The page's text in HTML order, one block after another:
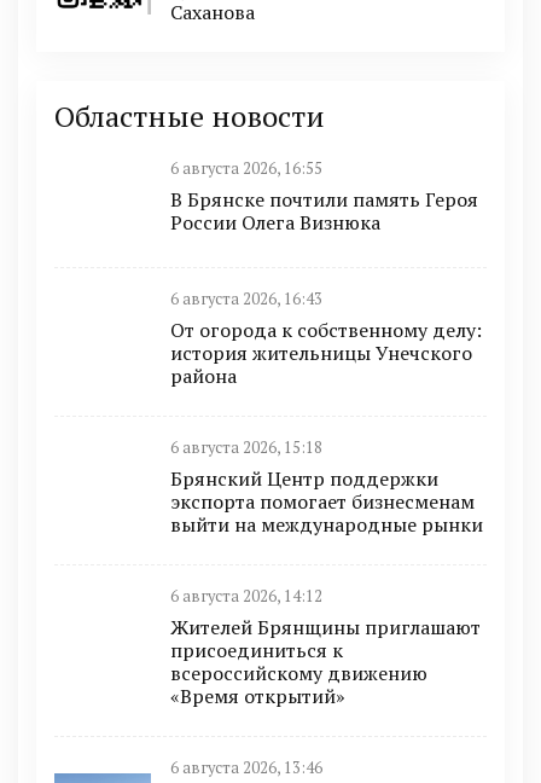
Саханова
Областные новости
6 августа 2026, 16:55
В Брянске почтили память Героя
России Олега Визнюка
6 августа 2026, 16:43
От огорода к собственному делу:
история жительницы Унечского
района
6 августа 2026, 15:18
Брянский Центр поддержки
экспорта помогает бизнесменам
выйти на международные рынки
6 августа 2026, 14:12
Жителей Брянщины приглашают
присоединиться к
всероссийскому движению
«Время открытий»
6 августа 2026, 13:46